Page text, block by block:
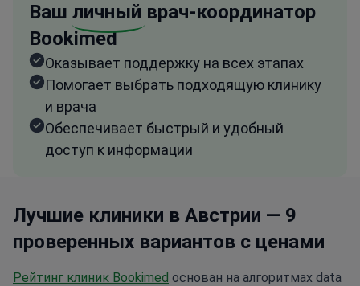
Ваш личный врач-координатор
Bookimed
Оказывает поддержку на всех этапах
Помогает выбрать подходящую клинику
и врача
Обеспечивает быстрый и удобный
доступ к информации
Лучшие клиники в Австрии — 9
проверенных вариантов с ценами
Рейтинг клиник Bookimed основан на алгоритмах data